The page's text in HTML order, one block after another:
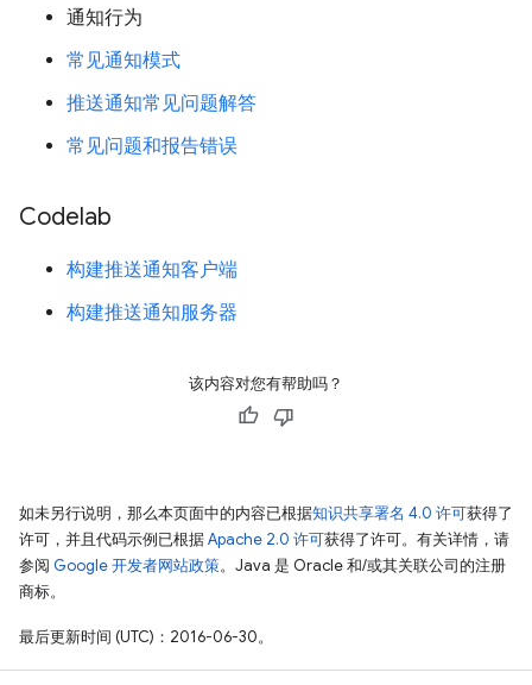
通知行为
常见通知模式
推送通知常见问题解答
常见问题和报告错误
Codelab
构建推送通知客户端
构建推送通知服务器
该内容对您有帮助吗？
如未另行说明，那么本页面中的内容已根据知识共享署名 4.0 许可获得了
许可，并且代码示例已根据Apache 2.0 许可获得了许可。有关详情，请
参阅 Google 开发者网站政策。Java 是 Oracle 和/或其关联公司的注册
商标。
最后更新时间 (UTC)：2016-06-30。